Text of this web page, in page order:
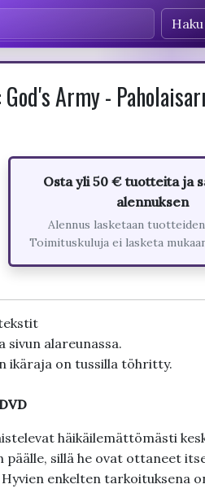
Haku
Army -
Osta yli 50 € tuotteita ja
alennuksen
Alennus lasketaan
Toimituskuluja ei lasketa
sivun alareunassa.
ikäraja on tussilla töhritty.
häikäilemättömästi
sillä he ovat ottaneet
enkelten tarkoituksena